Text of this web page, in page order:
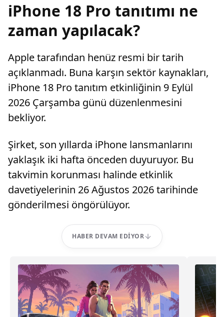
iPhone 18 Pro tanıtımı ne
zaman yapılacak?
Apple tarafından henüz resmi bir tarih
açıklanmadı. Buna karşın sektör kaynakları,
iPhone 18 Pro tanıtım etkinliğinin 9 Eylül
2026 Çarşamba günü düzenlenmesini
bekliyor.
Şirket, son yıllarda iPhone lansmanlarını
yaklaşık iki hafta önceden duyuruyor. Bu
takvimin korunması halinde etkinlik
davetiyelerinin 26 Ağustos 2026 tarihinde
gönderilmesi öngörülüyor.
HABER DEVAM EDIYOR